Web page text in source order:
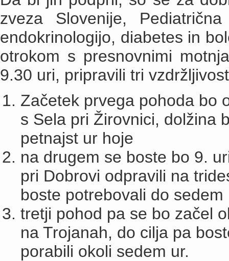
zveza Slovenije,
endokrinologijo, diabetes in
otrokom s presnovnimi
9.30 uri, pripravili tri
Začetek prvega pohoda bo
s Sela pri Žirovnici, dolžina
petnajst ur hoje
na drugem se boste bo 9.
pri Dobrovi odpravili na
boste potrebovali do sedem
tretji pohod pa se bo začel
na Trojanah, do cilja pa
porabili okoli sedem ur.